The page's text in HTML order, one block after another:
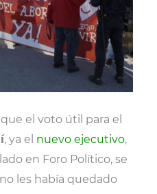
el voto útil para el
, ya el nuevo ejecutivo,
en Foro Político, se
les había quedado